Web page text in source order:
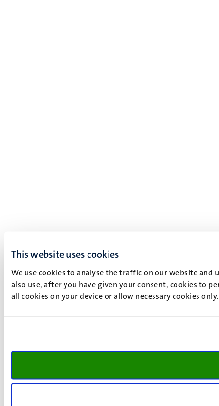
This website uses cookies
We use cookies to analyse the traffic on our website and
also use, after you have given your consent, cookies to
all cookies on your device or allow necessary cookies